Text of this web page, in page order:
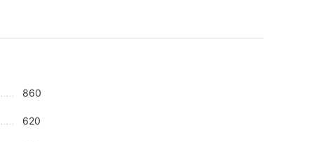
860
620